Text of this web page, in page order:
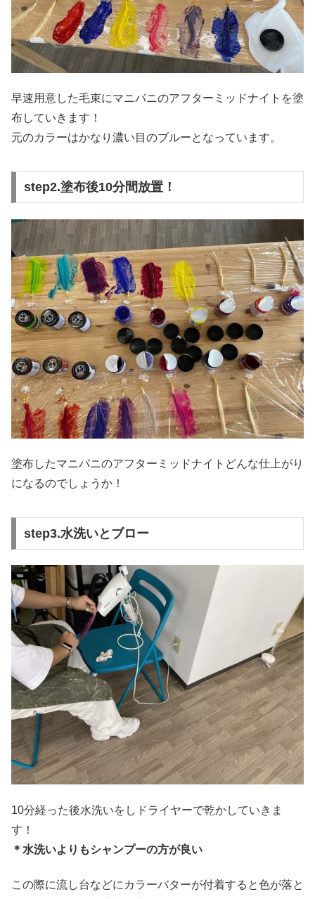
早速用意した毛束にマニパニのアフターミッドナイトを塗
布していきます！
元のカラーはかなり濃い目のブルーとなっています。
step2.塗布後10分間放置！
塗布したマニパニのアフターミッドナイトどんな仕上がり
になるのでしょうか！
step3.水洗いとブロー
10分経った後水洗いをしドライヤーで乾かしていきま
す！
＊水洗いよりもシャンプーの方が良い
この際に流し台などにカラーバターが付着すると色が落と